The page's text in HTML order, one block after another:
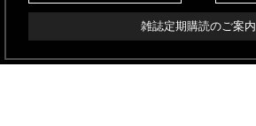
雑誌定期購読のご案内